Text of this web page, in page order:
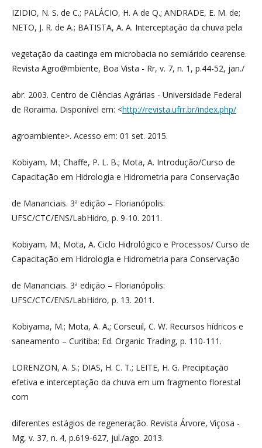
IZIDIO, N. S. de C.; PALÁCIO, H. A de Q.; ANDRADE, E. M. de;
NETO, J. R. de A.; BATISTA, A. A. Interceptação da chuva pela
vegetação da caatinga em microbacia no semiárido cearense.
Revista Agro@mbiente, Boa Vista - Rr, v. 7, n. 1, p.44-52, jan./
abr. 2003. Centro de Ciências Agrárias - Universidade Federal
de Roraima. Disponível em: <http://revista.ufrr.br/index.php/
agroambiente>. Acesso em: 01 set. 2015.
Kobiyam, M.; Chaffe, P. L. B.; Mota, A. Introdução/Curso de
Capacitação em Hidrologia e Hidrometria para Conservação
de Mananciais. 3ª edição – Florianópolis:
UFSC/CTC/ENS/LabHidro, p. 9-10. 2011.
Kobiyam, M.; Mota, A. Ciclo Hidrológico e Processos/ Curso de
Capacitação em Hidrologia e Hidrometria para Conservação
de Mananciais. 3ª edição – Florianópolis:
UFSC/CTC/ENS/LabHidro, p. 13. 2011.
Kobiyama, M.; Mota, A. A.; Corseuil, C. W. Recursos hídricos e
saneamento – Curitiba: Ed. Organic Trading, p. 110-111.
LORENZON, A. S.; DIAS, H. C. T.; LEITE, H. G. Precipitação
efetiva e interceptação da chuva em um fragmento florestal
com
diferentes estágios de regeneração. Revista Árvore, Viçosa -
Mg, v. 37, n. 4, p.619-627, jul./ago. 2013.